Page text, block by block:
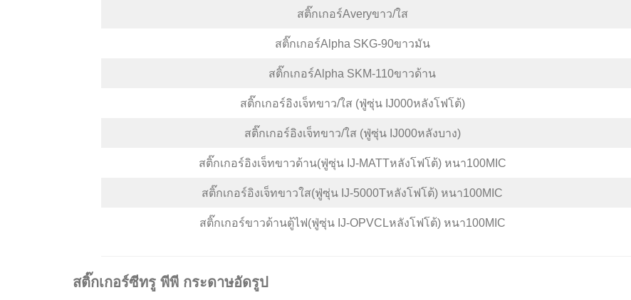
สติ๊กเกอร์Averyขาว/ใส
สติ๊กเกอร์Alpha SKG-90ขาวมัน
สติ๊กเกอร์Alpha SKM-110ขาวด้าน
สติ๊กเกอร์อิงเจ็ทขาว/ใส (ฟู่ซุ่น IJ000หลังโฟโต้)
สติ๊กเกอร์อิงเจ็ทขาว/ใส (ฟู่ซุ่น IJ000หลังบาง)
สติ๊กเกอร์อิงเจ็ทขาวด้าน(ฟู่ซุ่น IJ-MATTหลังโฟโต้) หนา100MIC
สติ๊กเกอร์อิงเจ็ทขาวใส(ฟู่ซุ่น IJ-5000Tหลังโฟโต้) หนา100MIC
สติ๊กเกอร์ขาวด้านตู้ไฟ(ฟู่ซุ่น IJ-OPVCLหลังโฟโต้) หนา100MIC
สติ๊กเกอร์ซีทรู พีพี กระดาษอัดรูป